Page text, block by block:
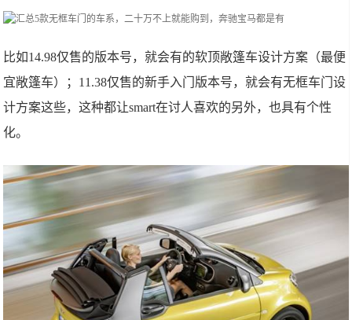
比如14.98仅售的版本号，就会有的软顶敞篷车设计方案（最便
宜敞篷车）；11.38仅售的新手入门版本号，就会有无框车门设
计方案这些，这种都让smart在讨人喜欢的另外，也具有个性
化。